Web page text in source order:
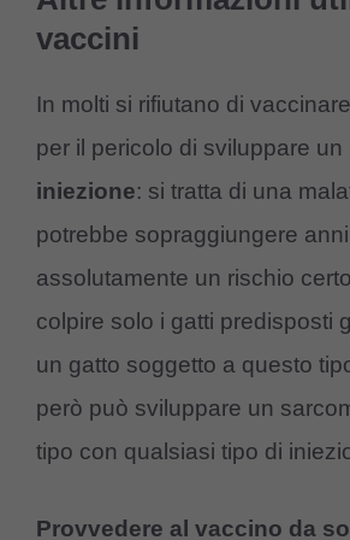
vaccini
In molti si rifiutano di
per il pericolo di sviluppare un
iniezione: si tratta di una
potrebbe sopraggiungere
assolutamente un rischio
colpire solo i gatti predisposti
un gatto soggetto a questo
però può sviluppare un
tipo con qualsiasi tipo di
Provvedere al vaccino da